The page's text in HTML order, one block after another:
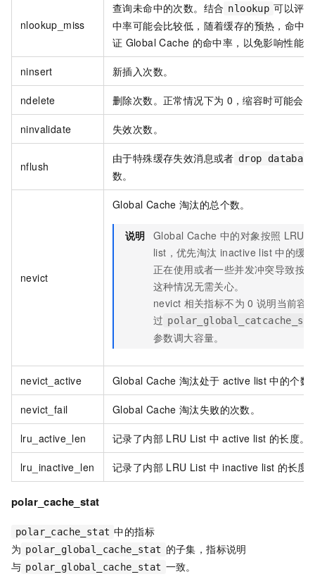
nlookup_miss
查询未命中的次数。结合 nlookup 可以评估
中率可能会比较低，随着缓存的预热，命中
证 Global Cache 的命中率，以免影响性能。
ninsert 新插入次数。
ndelete 删除次数。正常情况下为 0，缩容时可能会
ninvalidate 失效次数。
nflush
由于特殊缓存失效消息或者 drop
数。
nevict
Global Cache 淘汰的总个数。
说明 Global Cache 中的对象按照 LRU
list，优先淘汰 inactive list 中的缓
正在使用或者一些并发冲突导致按照
这种情况无需关心。
nevict 相关指标不为 0 说明当前容
过
参数调大容量。
nevict_active Global Cache 淘汰处于 active list 中的个数
nevict_fail Global Cache 淘汰失败的次数。
lru_active_len 记录了内部 LRU List 中 active list 的长度。
lru_inactive_len 记录了内部 LRU List 中 inactive list 的长度
polar_cache_stat
polar_cache_stat 中的指标
为 polar_global_cache_stat 的子集，指标说明
与 polar_global_cache_stat 一致。